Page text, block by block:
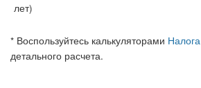
лет)
* Воспользуйтесь калькуляторами Налога
детального расчета.